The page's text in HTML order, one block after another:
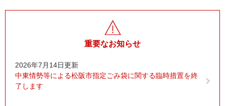
重要なお知らせ
2026年7月14日更新
中東情勢等による松阪市指定ごみ袋に関する臨時措置を終
了します